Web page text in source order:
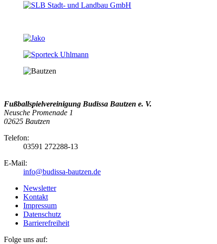
Fußballspielvereinigung Budissa Bautzen e. V.
Neusche Promenade 1
02625 Bautzen
Telefon:
03591 272288-13
E-Mail:
info@budissa-bautzen.de
Newsletter
Kontakt
Impressum
Datenschutz
Barrierefreiheit
Folge uns auf: